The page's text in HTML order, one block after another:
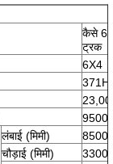
कैसे
ट्रक
6X4
लंबाई (मिमी)
8500
चौड़ाई (मिमी)
3300